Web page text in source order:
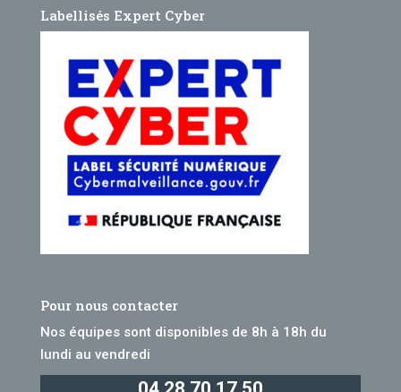
Labellisés Expert Cyber
Pour nous contacter
Nos équipes sont disponibles de 8h à 18h du
lundi au vendredi